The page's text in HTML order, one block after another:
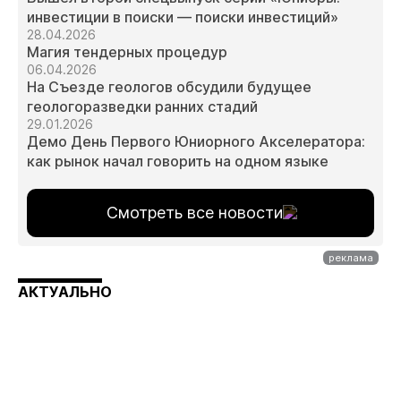
инвестиции в поиски — поиски инвестиций»
28.04.2026
Магия тендерных процедур
06.04.2026
На Съезде геологов обсудили будущее
геологоразведки ранних стадий
29.01.2026
Демо День Первого Юниорного Акселератора:
как рынок начал говорить на одном языке
Смотреть все новости
АКТУАЛЬНО